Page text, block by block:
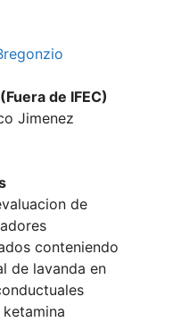
de IFEC)
Jimenez
de
conteniendo
de lavanda en